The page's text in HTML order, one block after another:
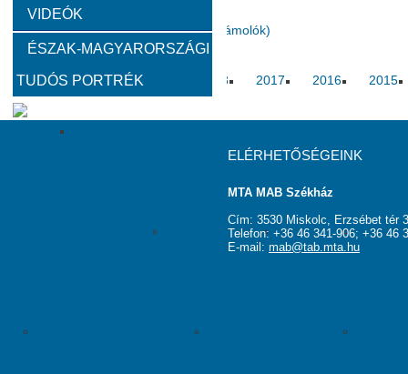
Határon túli kapcsolatok (beszámolók)
2020 2018 2017 2016 2015
MAB Titkárság Elnökség
VIDEÓK
ÉSZAK-MAGYARORSZÁGI
TUDÓS PORTRÉK
ELÉRHETŐSÉGEINK
MTA MAB Székház
Cím: 3530 Miskolc, Erzsébet tér
Telefon: +36 46 341-906; +36 46
E-mail: mab@tab.mta.hu